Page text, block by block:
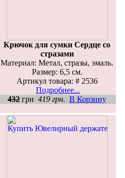
Крючок для сумки Сердце со
стразами
Материал: Метал, стразы, эмаль.
Размер: 6,5 см.
Артикул товара: # 2536
Подробнее...
432 грн 419 грн. В Корзину